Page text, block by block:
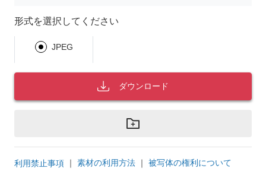
形式を選択してください
JPEG
ダウンロード
利用禁止事項 ｜ 素材の利用方法 ｜ 被写体の権利について